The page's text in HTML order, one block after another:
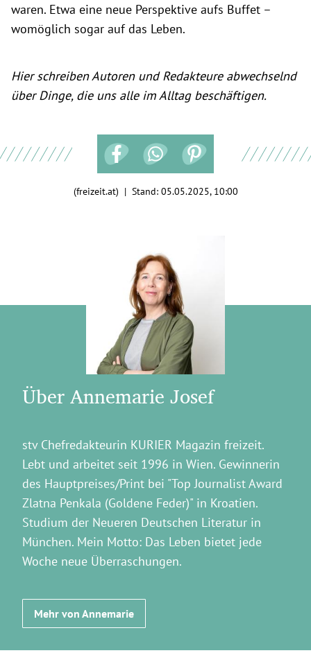
waren. Etwa eine neue Perspektive aufs Buffet –
womöglich sogar auf das Leben.
Hier schreiben Autoren und Redakteure abwechselnd
über Dinge, die uns alle im Alltag beschäftigen.
(freizeit.at) | Stand: 05.05.2025, 10:00
Über Annemarie Josef
stv Chefredakteurin KURIER Magazin freizeit.
Lebt und arbeitet seit 1996 in Wien. Gewinnerin
des Hauptpreises/Print bei "Top Journalist Award
Zlatna Penkala (Goldene Feder)" in Kroatien.
Studium der Neueren Deutschen Literatur in
München. Mein Motto: Das Leben bietet jede
Woche neue Überraschungen.
Mehr von Annemarie